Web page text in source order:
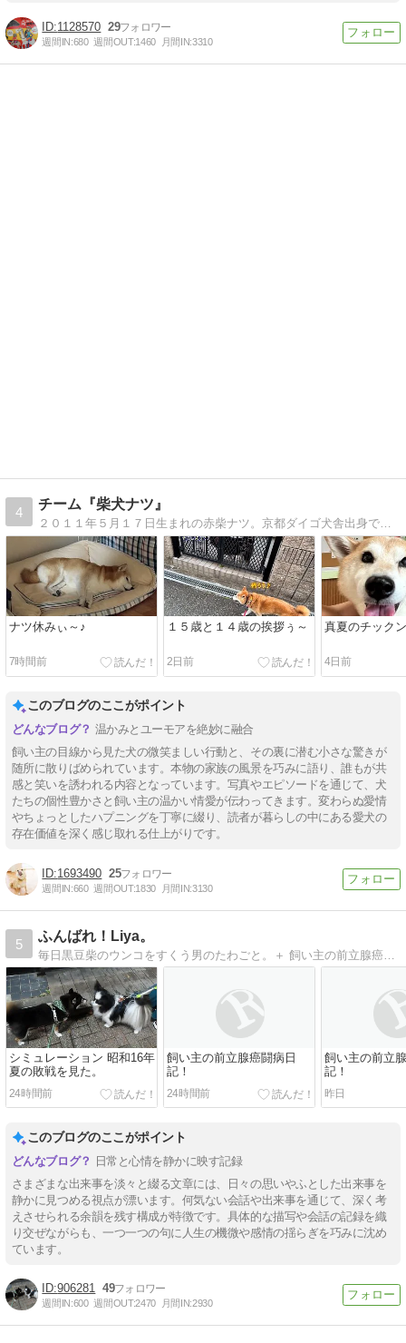
1128570 29
週間IN:680 週間OUT:1460 月間IN:3310
4
チーム『柴犬ナツ』
２０１１年５月１７日生まれの赤柴ナツ。京都ダイゴ犬舎出身です。チャームポイントは、クルっと巻いたシッポです。食いしん坊で、オヤツには目がありませんっ！
ナツ休みぃ～♪
7時間前
１５歳と１４歳の挨拶ぅ～
2日前
真夏のチック
4日前
このブログのここがポイント
温かみとユーモアを絶妙に融合
飼い主の目線から見た犬の微笑ましい行動と、その裏に潜む小さな驚きが
随所に散りばめられています。本物の家族の風景を巧みに語り、誰もが共
感と笑いを誘われる内容となっています。写真やエピソードを通じて、犬
たちの個性豊かさと飼い主の温かい情愛が伝わってきます。変わらぬ愛情
やちょっとしたハプニングを丁寧に綴り、読者が暮らしの中にある愛犬の
存在価値を深く感じ取れる仕上がりです。
1693490 25
週間IN:660 週間OUT:1830 月間IN:3130
5
ふんばれ！Liya。
シミュレーション 昭和16年
夏の敗戦を見た。
24時間前
飼い主の前立腺癌闘病日
記！
24時間前
飼い主の前立
記！
昨日
このブログのここがポイント
日常と心情を静かに映す記録
さまざまな出来事を淡々と綴る文章には、日々の思いやふとした出来事を
静かに見つめる視点が漂います。何気ない会話や出来事を通じて、深く考
えさせられる余韻を残す構成が特徴です。具体的な描写や会話の記録を織
り交ぜながらも、一つ一つの句に人生の機微や感情の揺らぎを巧みに沈め
ています。
906281 49
週間IN:600 週間OUT:2470 月間IN:2930